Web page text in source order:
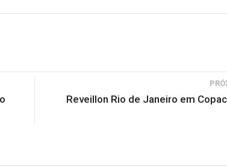
Reveillon Rio de Janeiro em